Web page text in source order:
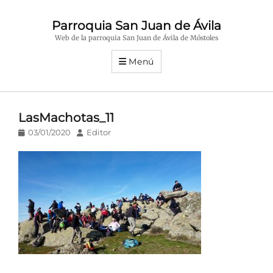
Parroquia San Juan de Ávila
Web de la parroquia San Juan de Ávila de Móstoles
Menú
LasMachotas_11
Publicado
03/01/2020 AutorEditor